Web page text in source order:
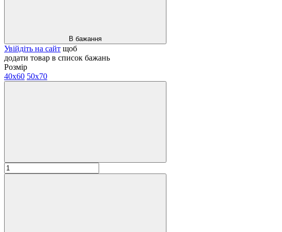
В бажання
Увійдіть на сайт щоб
додати товар в список бажань
Розмір
40х60 50х70